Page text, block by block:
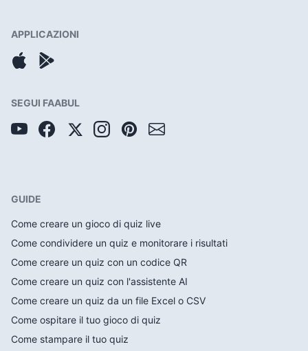
APPLICAZIONI
SEGUI FAABUL
GUIDE
Come creare un gioco di quiz live
Come condividere un quiz e monitorare i risultati
Come creare un quiz con un codice QR
Come creare un quiz con l'assistente AI
Come creare un quiz da un file Excel o CSV
Come ospitare il tuo gioco di quiz
Come stampare il tuo quiz